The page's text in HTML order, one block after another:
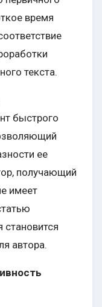
время
текста.
быстрого
ее
получающий
имеет
автора.